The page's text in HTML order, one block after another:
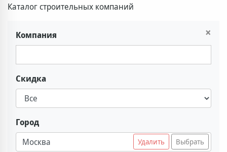
Каталог строительных компаний
×
Компания
Скидка
Город
Москва
Удалить Выбрать